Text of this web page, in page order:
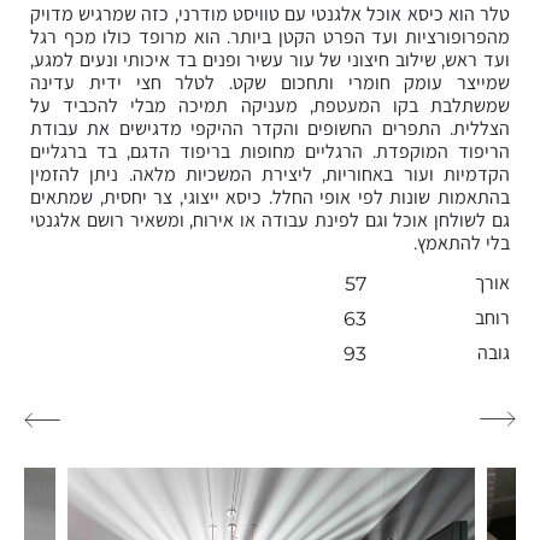
טלר הוא כיסא אוכל אלגנטי עם טוויסט מודרני, כזה שמרגיש מדויק
מהפרופורציות ועד הפרט הקטן ביותר. הוא מרופד כולו מכף רגל
ועד ראש, שילוב חיצוני של עור עשיר ופנים בד איכותי ונעים למגע,
שמייצר עומק חומרי ותחכום שקט. לטלר חצי ידית עדינה
שמשתלבת בקו המעטפת, מעניקה תמיכה מבלי להכביד על
הצללית. התפרים החשופים והקדר ההיקפי מדגישים את עבודת
הריפוד המוקפדת. הרגליים מחופות בריפוד הדגם, בד ברגליים
הקדמיות ועור באחוריות, ליצירת המשכיות מלאה. ניתן להזמין
בהתאמות שונות לפי אופי החלל. כיסא ייצוגי, צר יחסית, שמתאים
גם לשולחן אוכל וגם לפינת עבודה או אירוח, ומשאיר רושם אלגנטי
בלי להתאמץ.
אורך
57
רוחב
63
גובה
93